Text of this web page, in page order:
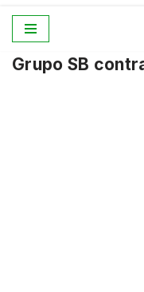
para
Grupo SB